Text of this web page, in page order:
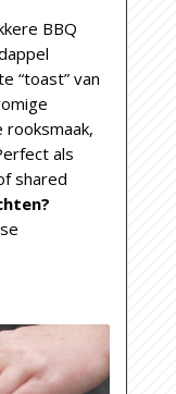
BBQ
“toast” van
rooksmaak,
als
shared